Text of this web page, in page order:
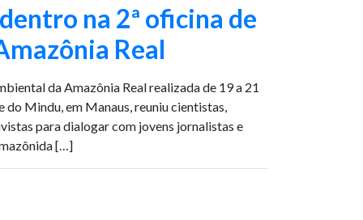
na 2ª oficina de
Real
da Amazônia Real realizada de 19 a 21
do Mindu, em Manaus, reuniu cientistas,
para dialogar com jovens jornalistas e
[…]